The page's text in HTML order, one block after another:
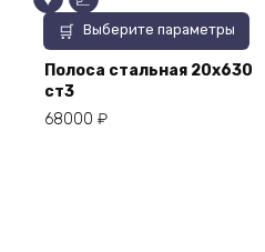
Выберите параметры
Этот
товар
имеет
Полоса стальная 20х630
ст3
68000 ₽